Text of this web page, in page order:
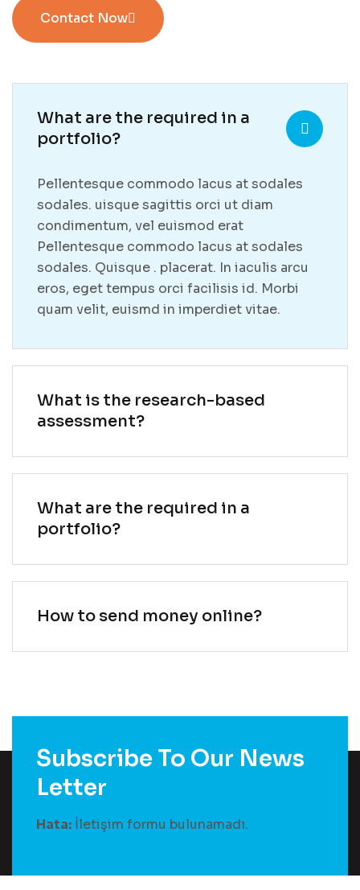
Contact Now
What are the required in a
portfolio?
Pellentesque commodo lacus at sodales
sodales. uisque sagittis orci ut diam
condimentum, vel euismod erat
Pellentesque commodo lacus at sodales
sodales. Quisque . placerat. In iaculis arcu
eros, eget tempus orci facilisis id. Morbi
quam velit, euismd in imperdiet vitae.
What is the research-based
assessment?
What are the required in a
portfolio?
How to send money online?
Subscribe To Our News
Letter
Hata: İletişim formu bulunamadı.